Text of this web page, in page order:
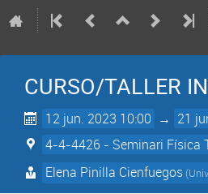
CURSO/TALLER
12 jun. 2023 10:00 → 21
4-4-4426 - Seminari Física
Elena Pinilla Cienfuegos (